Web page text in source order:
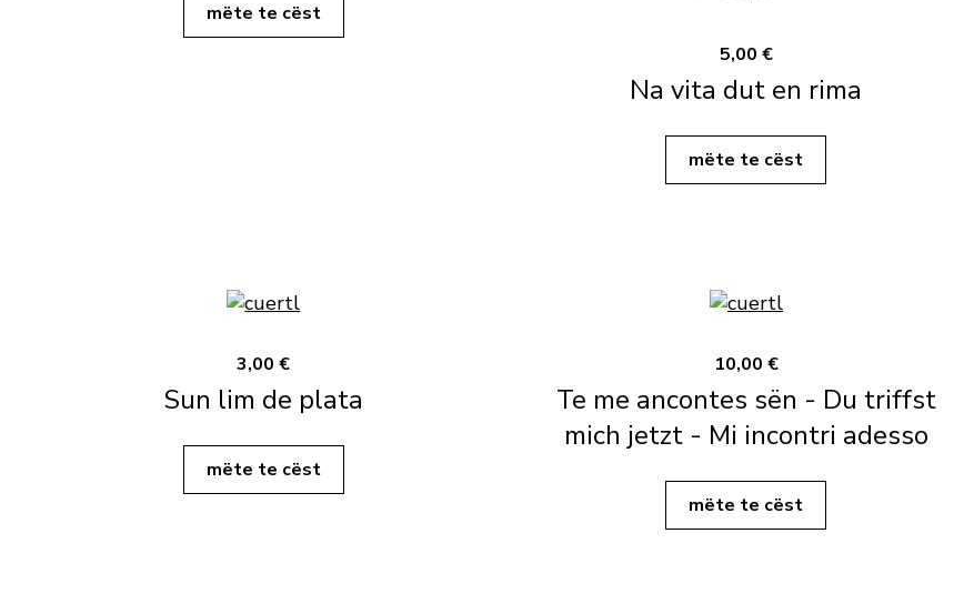
mëte te cëst
5,00 €
Na vita dut en rima
mëte te cëst
3,00 €
Sun lim de plata
mëte te cëst
10,00 €
Te me ancontes sën - Du triffst
mich jetzt - Mi incontri adesso
mëte te cëst